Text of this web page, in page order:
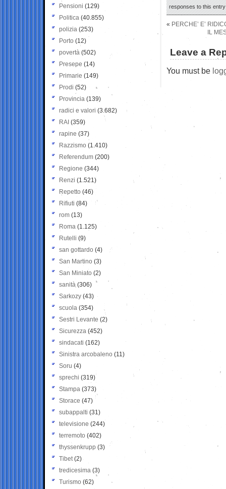
responses to this
« PERCHE’ E’
IL
Leave a
You must be
Pensioni (129)
Politica (40.855)
polizia (253)
Porto (12)
povertà (502)
Presepe (14)
Primarie (149)
Prodi (52)
Provincia (139)
radici e valori (3.682)
RAI (359)
rapine (37)
Razzismo (1.410)
Referendum (200)
Regione (344)
Renzi (1.521)
Repetto (46)
Rifiuti (84)
rom (13)
Roma (1.125)
Rutelli (9)
san gottardo (4)
San Martino (3)
San Miniato (2)
sanità (306)
Sarkozy (43)
scuola (354)
Sestri Levante (2)
Sicurezza (452)
sindacati (162)
Sinistra arcobaleno (11)
Soru (4)
sprechi (319)
Stampa (373)
Storace (47)
subappalti (31)
televisione(244)
terremoto (402)
thyssenkrupp (3)
Tibet(2)
tredicesima (3)
Turismo (62)